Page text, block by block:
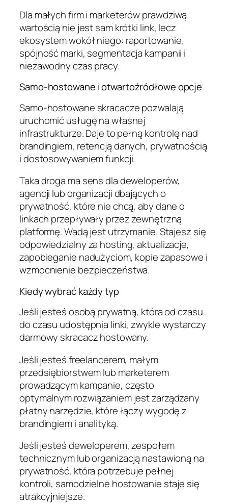
Dla małych firm i marketerów prawdziwą
wartością nie jest sam krótki link, lecz
ekosystem wokół niego: raportowanie,
spójność marki, segmentacja kampanii i
niezawodny czas pracy.
Samo-hostowane i otwartoźródłowe opcje
Samo-hostowane skracacze pozwalają
uruchomić usługę na własnej
infrastrukturze. Daje to pełną kontrolę nad
brandingiem, retencją danych, prywatnością
i dostosowywaniem funkcji.
Taka droga ma sens dla deweloperów,
agencji lub organizacji dbających o
prywatność, które nie chcą, aby dane o
linkach przepływały przez zewnętrzną
platformę. Wadą jest utrzymanie. Stajesz się
odpowiedzialny za hosting, aktualizacje,
zapobieganie nadużyciom, kopie zapasowe i
wzmocnienie bezpieczeństwa.
Kiedy wybrać każdy typ
Jeśli jesteś osobą prywatną, która od czasu
do czasu udostępnia linki, zwykle wystarczy
darmowy skracacz hostowany.
Jeśli jesteś freelancerem, małym
przedsiębiorstwem lub marketerem
prowadzącym kampanie, często
optymalnym rozwiązaniem jest zarządzany
płatny narzędzie, które łączy wygodę z
brandingiem i analityką.
Jeśli jesteś deweloperem, zespołem
technicznym lub organizacją nastawioną na
prywatność, która potrzebuje pełnej
kontroli, samodzielne hostowanie staje się
atrakcyjniejsze.